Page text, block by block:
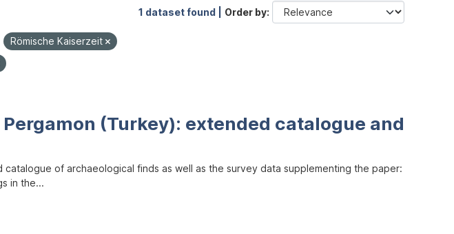
1 dataset found | Order by
Römische Kaiserzeit
(Turkey): extended catalogue and
of archaeological finds as well as the survey data supplementing the paper:
in the...